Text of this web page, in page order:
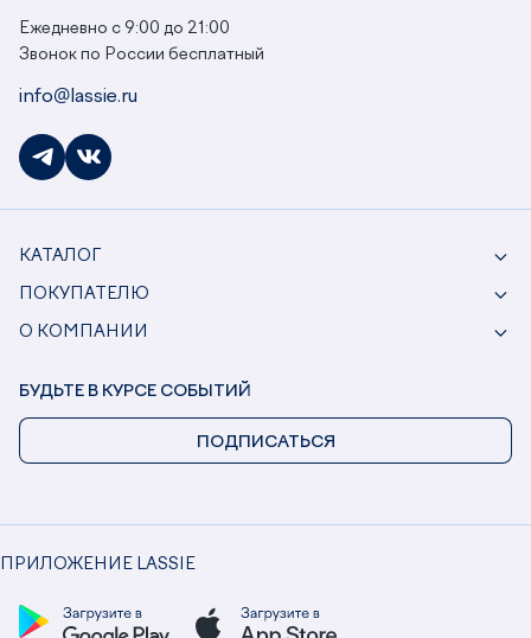
Ежедневно с 9:00 до 21:00
Звонок по России бесплатный
info@lassie.ru
КАТАЛОГ
ПОКУПАТЕЛЮ
О КОМПАНИИ
ПРИЛОЖЕНИЕ LASSIE
БУДЬТЕ В КУРСЕ СОБЫТИЙ
ПОДПИСАТЬСЯ